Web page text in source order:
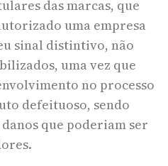
das marcas, que
uma empresa
sinal distintivo, não
uma vez que
no processo
defeituoso, sendo
que poderiam ser